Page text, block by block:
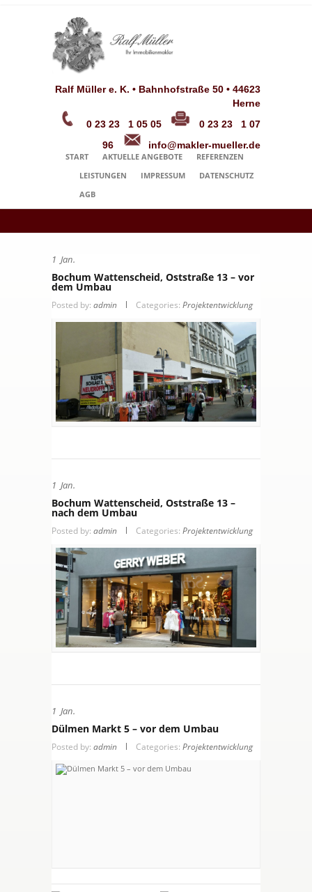
Ralf Müller e. K. • Bahnhofstraße 50 • 44623
Herne
0 23 23 1 05 05
0 23 23 1 07
96
info@makler-mueller.de
START AKTUELLE ANGEBOTE
REFERENZEN
LEISTUNGEN
IMPRESSUM
DATENSCHUTZ
AGB
1 Jan.
Bochum Wattenscheid, Oststraße 13 – vor
dem Umbau
Posted by: admin Categories: Projektentwicklung
1 Jan.
Bochum Wattenscheid, Oststraße 13 –
nach dem Umbau
Posted by: admin Categories: Projektentwicklung
1 Jan.
Dülmen Markt 5 – vor dem Umbau
Posted by: admin Categories: Projektentwicklung